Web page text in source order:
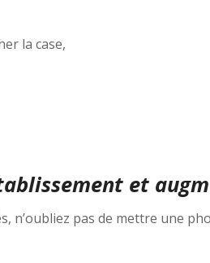
la case,
et
n’oubliez pas de mettre une